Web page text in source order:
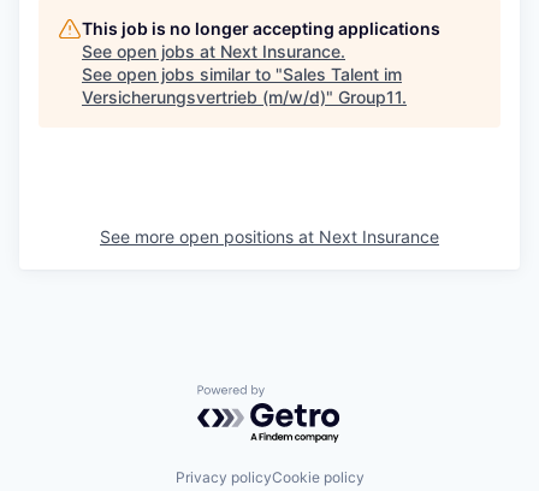
This job is no longer accepting applications
See open jobs at Next Insurance.
See open jobs similar to "Sales Talent im
Versicherungsvertrieb (m/w/d)" Group11.
See more open positions at Next Insurance
Powered by Getro.com
Privacy policyCookie policy